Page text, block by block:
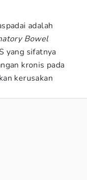
adalah
Bowel
yang sifatnya
kronis pada
kerusakan